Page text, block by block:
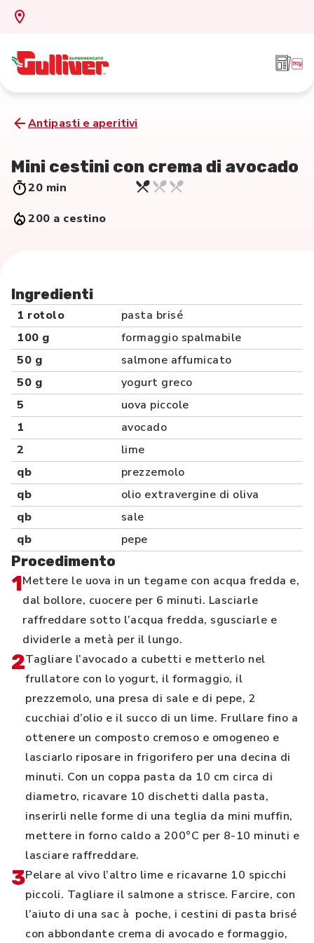
Antipasti e aperitivi
Mini cestini con crema di avocado
20 min
200 a cestino
Ingredienti
1 rotolo
pasta brisé
100 g
formaggio spalmabile
50 g
salmone affumicato
50 g
yogurt greco
5
uova piccole
1
avocado
2
lime
qb
prezzemolo
qb
olio extravergine di oliva
qb
sale
qb
pepe
Procedimento
1Mettere le uova in un tegame con acqua fredda e,
dal bollore, cuocere per 6 minuti. Lasciarle
raffreddare sotto l’acqua fredda, sgusciarle e
dividerle a metà per il lungo.
2Tagliare l’avocado a cubetti e metterlo nel
frullatore con lo yogurt, il formaggio, il
prezzemolo, una presa di sale e di pepe, 2
cucchiai d’olio e il succo di un lime. Frullare fino a
ottenere un composto cremoso e omogeneo e
lasciarlo riposare in frigorifero per una decina di
minuti. Con un coppa pasta da 10 cm circa di
diametro, ricavare 10 dischetti dalla pasta,
inserirli nelle forme di una teglia da mini muffin,
mettere in forno caldo a 200°C per 8-10 minuti e
lasciare raffreddare.
3Pelare al vivo l’altro lime e ricavarne 10 spicchi
piccoli. Tagliare il salmone a strisce. Farcire, con
l’aiuto di una sac à poche, i cestini di pasta brisé
con abbondante crema di avocado e formaggio,